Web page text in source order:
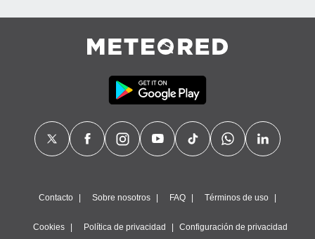
Contacto Sobre nosotros FAQ Términos de uso
Cookies Política de privacidad Configuración de privacidad